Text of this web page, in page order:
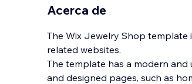
Acerca de
The Wix Jewelry Shop
related websites.
The template has a modern
and designed pages, such as